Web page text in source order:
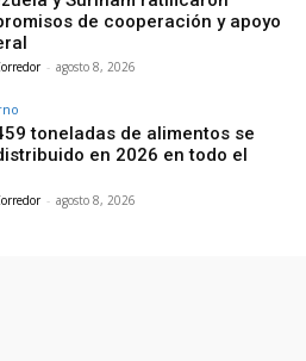
de cooperación y apoyo
- agosto 8, 2026
toneladas de alimentos se
en 2026 en todo el
- agosto 8, 2026